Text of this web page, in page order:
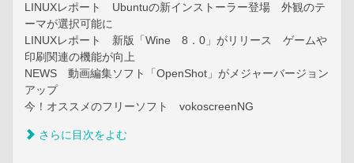
LINUXレポート Ubuntuの新インストーラー登場 外観のテ
ーマが選択可能に
LINUXレポート 新版「Wine 8．0」がリリース ゲームや
印刷関連の機能が向上
NEWS 動画編集ソフト「OpenShot」がメジャーバージョン
アップ
今！オススメのフリーソフト vokoscreenNG
さらに目次をよむ